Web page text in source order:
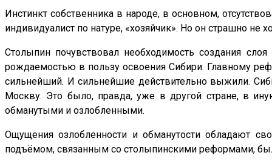
Инстинкт собственника в народе, в основном,
индивидуалист по натуре, «хозяйчик». Но он страшно не
Столыпин почувствовал необходимость создания
рождаемостью в пользу освоения Сибири. Главному
сильнейший. И сильнейшие действительно выжили.
Москву. Это было, правда, уже в другой стране, в
обманутыми и озлобленными.
Ощущения озлобленности и обманутости обладают
подъёмом, связанным со столыпинскими реформами,